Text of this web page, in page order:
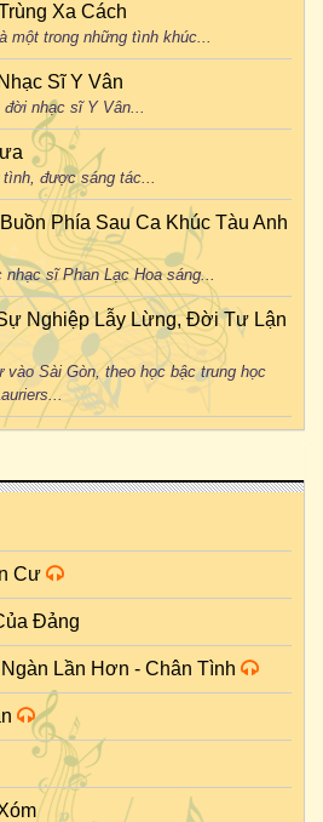
Xa Cách
một trong những tình khúc...
Sĩ Y Vân
nhạc sĩ Y Vân...
được sáng tác...
Phía Sau Ca Khúc Tàu Anh
nhạc sĩ Phan Lạc Hoa sáng...
Nghiệp Lẫy Lừng, Đời Tư Lận
vào Sài Gòn, theo học bậc trung học
Cư
Đảng
Lần Hơn - Chân Tình